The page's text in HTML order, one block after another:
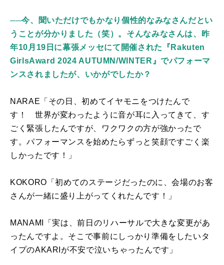
──今、聞いただけでもかなり個性的なみなさんだとい
うことが分かりました（笑）。そんなみなさんは、昨
年10月19日に幕張メッセにて開催された『Rakuten
GirlsAward 2024 AUTUMN/WINTER』でパフォーマ
ンスされましたが、いかがでしたか？
NARAE「その日、初めてイヤモニをつけたんで
す！ 世界が変わったように音が耳に入ってきて、す
ごく緊張したんですが、ワクワクの方が強かったで
す。パフォーマンスを始めたらずっと笑顔ですごく楽
しかったです！」
KOKORO「初めてのステージだったのに、会場のお客
さんが一緒に盛り上がってくれたんです！」
MANAMI「実は、前日のリハーサルで大きな変更があ
ったんですよ。そこで事前にしっかり準備をしたいタ
イプのAKARI が不安で泣いちゃったんです」